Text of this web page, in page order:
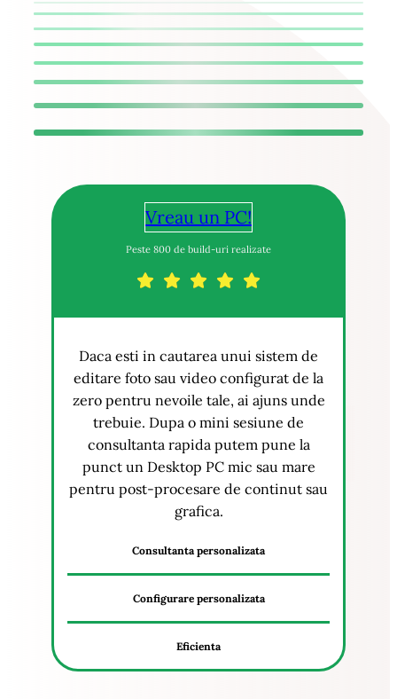
Vreau un PC!
Peste 800 de build-uri realizate
Daca esti in cautarea unui sistem de
editare foto sau video configurat de la
zero pentru nevoile tale, ai ajuns unde
trebuie. Dupa o mini sesiune de
consultanta rapida putem pune la
punct un Desktop PC mic sau mare
pentru post-procesare de continut sau
grafica.
Consultanta personalizata
Configurare personalizata
Eficienta